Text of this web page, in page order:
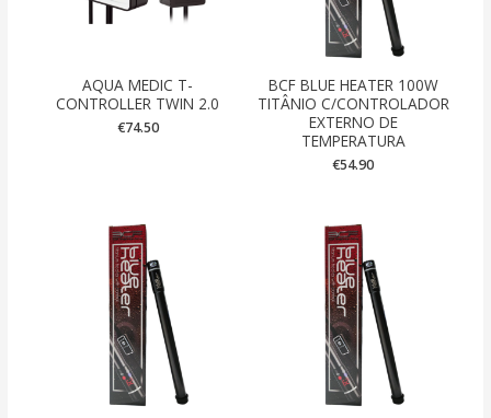
AQUA MEDIC T-
CONTROLLER TWIN 2.0
€74.50
BCF BLUE HEATER 100W
TITÂNIO C/CONTROLADOR
EXTERNO DE
TEMPERATURA
€54.90